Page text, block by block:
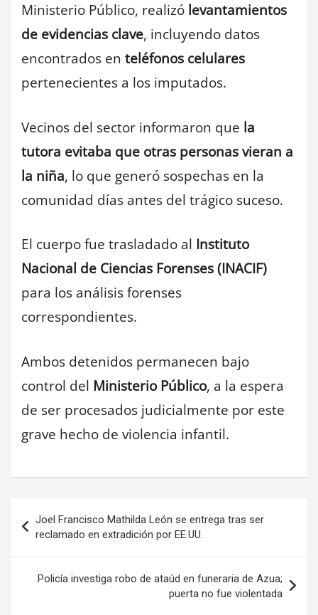
Ministerio Público, realizó levantamientos
de evidencias clave, incluyendo datos
encontrados en teléfonos celulares
pertenecientes a los imputados.
Vecinos del sector informaron que la
tutora evitaba que otras personas vieran a
la niña, lo que generó sospechas en la
comunidad días antes del trágico suceso.
El cuerpo fue trasladado al Instituto
Nacional de Ciencias Forenses (INACIF)
para los análisis forenses
correspondientes.
Ambos detenidos permanecen bajo
control del Ministerio Público, a la espera
de ser procesados judicialmente por este
grave hecho de violencia infantil.
Navegación
de
entradas
Joel Francisco Mathilda León se entrega tras ser
reclamado en extradición por EE.UU.
Policía investiga robo de ataúd en funeraria de Azua;
puerta no fue violentada